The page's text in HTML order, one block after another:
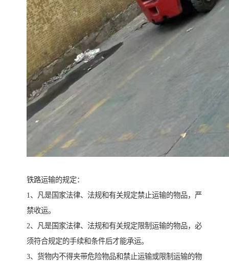
铁路运输的规定：
1、凡是国家法律、法规和有关规定禁止运输的物品，严
禁收运。
2、凡是国家法律、法规和有关规定限制运输的物品，必
须符合规定的手续和条件后才能承运。
3、货物内不得夹带危险物品和禁止运输或限制运输的物